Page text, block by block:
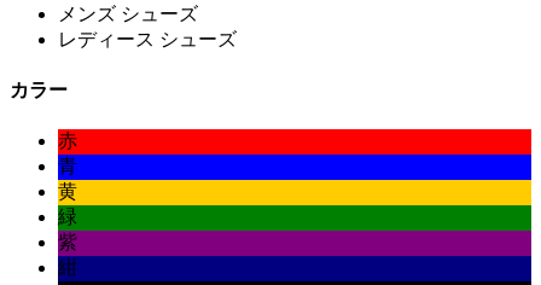
メンズ シューズ
レディース シューズ
カラー
赤
青
黄
緑
紫
紺